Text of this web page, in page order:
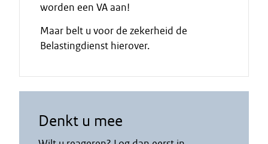
worden een VA aan!
Maar belt u voor de zekerheid de
Belastingdienst hierover.
Denkt u mee